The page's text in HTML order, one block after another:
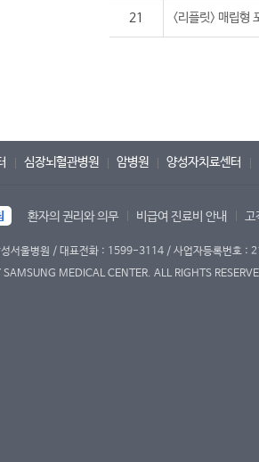
21 <리플릿> 매립형
심장뇌혈관병원 암병원 양성자치료센터
환자의 권리와 의무 비급여 진료비 안내 고
성서울병원 / 대표전화 : 1599-3114 / 사업자등록번호
MEDICAL CENTER. ALL RIGHTS